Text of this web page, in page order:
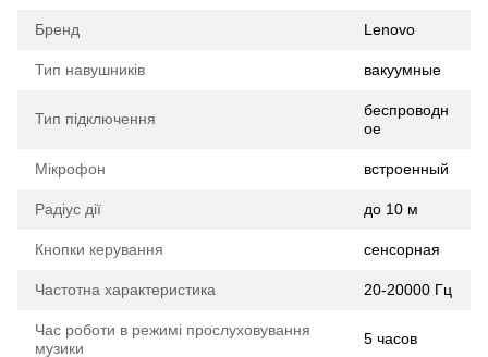
Бренд Lenovo
Тип навушників вакуумные
Тип підключення
беспроводн
ое
Мікрофон встроенный
Радіус дії до 10 м
Кнопки керування сенсорная
Частотна характеристика 20-20000 Гц
Час роботи в режимі прослуховування
музики
5 часов